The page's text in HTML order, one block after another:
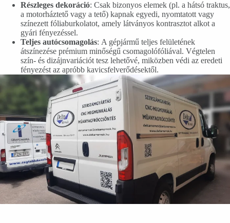
Részleges dekoráció: Csak bizonyos elemek (pl. a hátsó traktus,
a motorháztető vagy a tető) kapnak egyedi, nyomtatott vagy
színezett fóliaburkolatot, amely látványos kontrasztot alkot a
gyári fényezéssel.
Teljes autócsomagolás: A gépjármű teljes felületének
átszínezése prémium minőségű csomagolófóliával. Végtelen
szín- és dizájnvariációt tesz lehetővé, miközben védi az eredeti
fényezést az apróbb kavicsfelverődésektől.